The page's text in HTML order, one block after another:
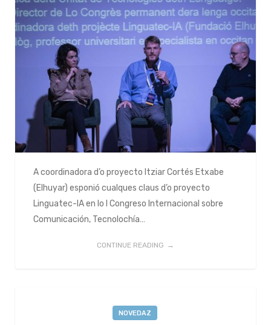
A coordinadora d’o proyecto Itziar Cortés Etxabe
(Elhuyar) esponió cualques claus d’o proyecto
Linguatec-IA en lo I Congreso Internacional sobre
Comunicación, Tecnolochía…
CONTINUE READING
NOVEDAZ